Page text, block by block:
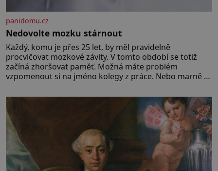
panidomu.cz
Nedovolte mozku stárnout
Každý, komu je přes 25 let, by měl pravidelně
procvičovat mozkové závity. V tomto období se totiž
začíná zhoršovat paměť. Možná máte problém
vzpomenout si na jméno kolegy z práce. Nebo marně v
Je to opravdu tak, s věkem jako kdyby se paměť
rozhodla stávkovat. Cvičte